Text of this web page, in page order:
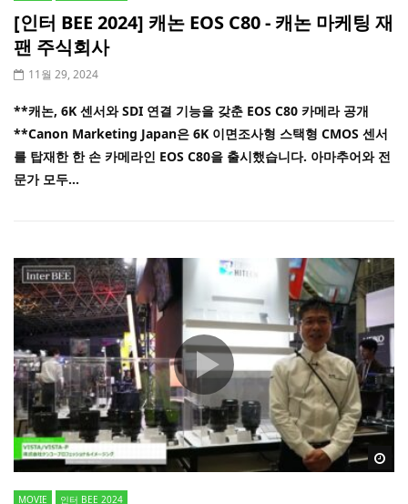
[인터 BEE 2024] 캐논 EOS C80 - 캐논 마케팅 재
팬 주식회사
11월 29, 2024
**캐논, 6K 센서와 SDI 연결 기능을 갖춘 EOS C80 카메라 공개
**Canon Marketing Japan은 6K 이면조사형 스택형 CMOS 센서
를 탑재한 한 손 ​​카메라인 EOS C80을 출시했습니다. 아마추어와 전
문가 모두...
MOVIE 인터 BEE 2024